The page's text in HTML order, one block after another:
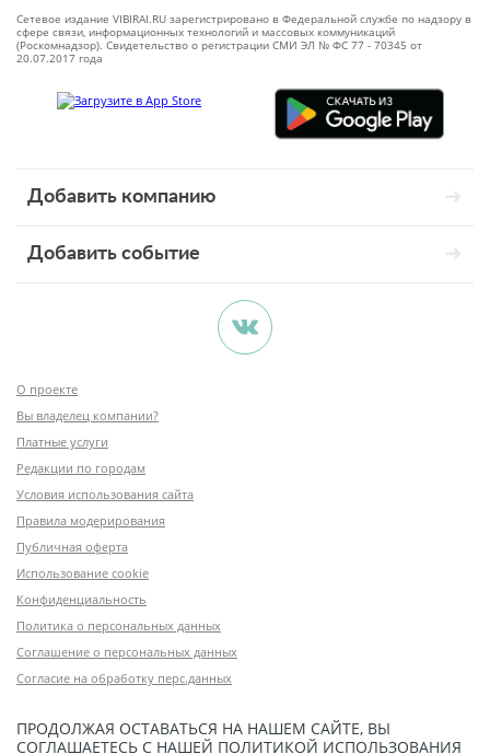
Сетевое издание VIBIRAI.RU зарегистрировано в Федеральной службе по надзору в
сфере связи, информационных технологий и массовых коммуникаций
(Роскомнадзор). Свидетельство о регистрации СМИ ЭЛ № ФС 77 - 70345 от
20.07.2017 года
Добавить компанию
Добавить событие
О проекте
Вы владелец компании?
Платные услуги
Редакции по городам
Условия использования сайта
Правила модерирования
Публичная оферта
Использование cookie
Конфиденциальность
Политика о персональных данных
Соглашение о персональных данных
Согласие на обработку перс.данных
ПРОДОЛЖАЯ ОСТАВАТЬСЯ НА НАШЕМ САЙТЕ, ВЫ
СОГЛАШАЕТЕСЬ С НАШЕЙ ПОЛИТИКОЙ ИСПОЛЬЗОВАНИЯ